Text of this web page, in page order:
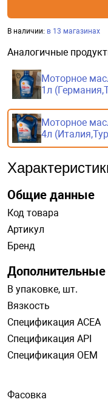
В наличии: в 13 магазинах
Аналогичные
Моторное
1л
Моторное
4л
Общие данные
Код товара
Артикул
Бренд
В упаковке, шт.
Вязкость
Спецификация ACEA
Спецификация API
Спецификация OEM
Фасовка